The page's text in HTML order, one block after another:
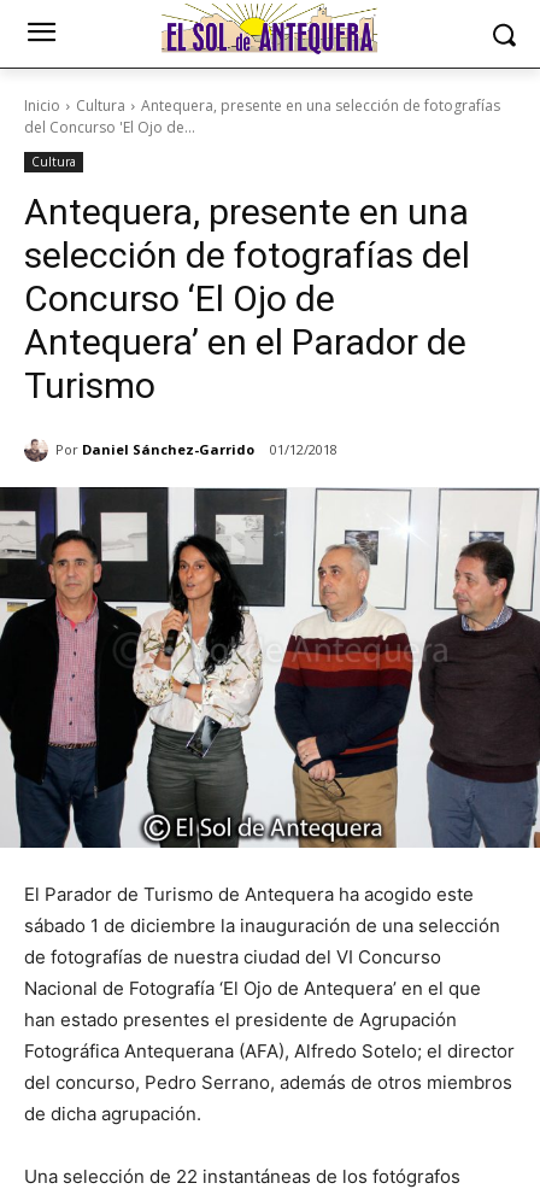
Inicio Cultura
Antequera, presente en una selección de fotografías
del Concurso 'El Ojo de...
Cultura
Antequera, presente en una
selección de fotografías del
Concurso ‘El Ojo de
Antequera’ en el Parador de
Turismo
Por Daniel Sánchez-Garrido 01/12/2018
El Parador de Turismo de Antequera ha acogido este
sábado 1 de diciembre la inauguración de una selección
de fotografías de nuestra ciudad del VI Concurso
Nacional de Fotografía ‘El Ojo de Antequera’ en el que
han estado presentes el presidente de Agrupación
Fotográfica Antequerana (AFA), Alfredo Sotelo; el director
del concurso, Pedro Serrano, además de otros miembros
de dicha agrupación.
Una selección de 22 instantáneas de los fotógrafos